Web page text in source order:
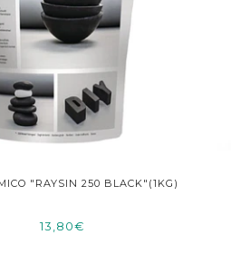
"RAYSIN 250 BLACK"(1KG)
13,80€